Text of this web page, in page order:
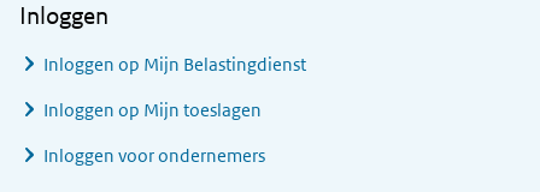
Inloggen
Inloggen op Mijn Belastingdienst
Inloggen op Mijn toeslagen
Inloggen voor ondernemers